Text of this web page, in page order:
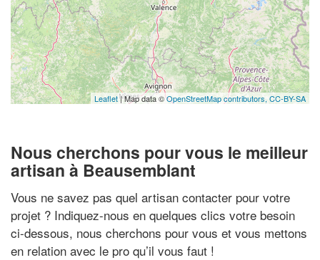
Leaflet| Map data ©OpenStreetMap contributors, CC-BY-SA
Nous cherchons pour vous le meilleur
artisan à Beausemblant
Vous ne savez pas quel artisan contacter pour votre
projet ? Indiquez-nous en quelques clics votre besoin
ci-dessous, nous cherchons pour vous et vous mettons
en relation avec le pro qu’il vous faut !